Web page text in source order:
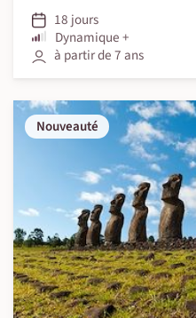
18 jours
Dynamique +
à partir de 7 ans
Nouveauté